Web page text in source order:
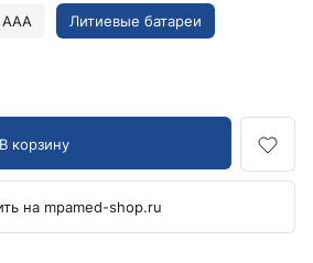
Литиевые батареи
В корзину
на mpamed-shop.ru